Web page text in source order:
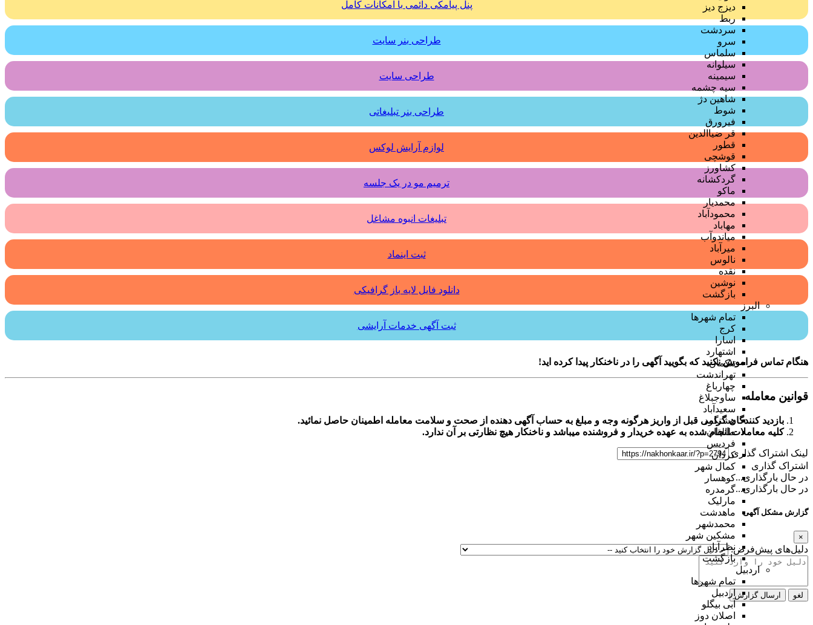
دیزج دیز
ربط
سردشت
سرو
سلماس
سیلوانه
سیمینه
سیه چشمه
شاهین دژ
شوط
فیرورق
قر ضیاالدین
قطور
قوشچی
کشاورز
گردکشانه
ماکو
محمدیار
محمودآباد
مهاباد
میاندوآب
میرآباد
نالوس
نقده
نوشین
بازگشت
البرز
تمام شهر‌ها
کرج
اسارا
اشتهارد
تنکمان
تهراندشت
چهارباغ
ساوجبلاغ
سعیدآباد
هشتگرد
طالقان
فردیس
کردان
کمال شهر
کوهسار
گرمدره
مارلیک
ماهدشت
محمدشهر
مشکین شهر
نظرآباد
بازگشت
اردبیل
تمام شهر‌ها
اردبیل
آبی بیگلو
اصلان دوز
پنل پیامکی دائمی با امکانات کامل
طراحی بنر سایت
طراحی سایت
طراحی بنر تبلیغاتی
لوازم آرایش لوکس
ترمیم مو در یک جلسه
تبلیغات انبوه مشاغل
ثبت اینماد
دانلود فایل لایه باز گرافیکی
ثبت آگهی خدمات آرایشی
هنگام تماس فراموش نکنید که بگویید آگهی را در ناخنکار پیدا کرده اید!
قوانین معامله
بازدید کنندگان گرامی قبل از واریز هرگونه وجه و مبلغ به حساب آگهی دهنده از صحت و سلامت معامله اطمینان حاصل نمائید.
کلیه معاملات انجام شده به عهده خریدار و فروشنده میباشد و ناخنکار هیچ نظارتی بر آن ندارد.
لینک اشتراک گذاری
اشتراک گذاری
در حال بارگذاری...
در حال بارگذاری...
گزارش مشکل آگهی
×
دلیل‌های پیش‌فرض:
لغو ارسال گزارش